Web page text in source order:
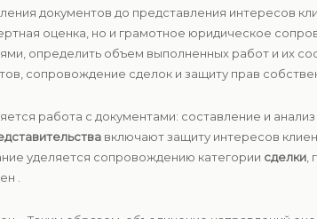
документов до представления интересов
оценка, но и грамотное юридическое
определить объем выполненных работ и их
сопровождение сделок и защиту прав
работа с документами: составление и анализ
включают защиту интересов
уделяется сопровождению категории сделки
.